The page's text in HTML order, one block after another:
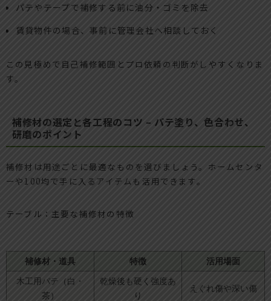
パテやテープで補修する前に油分・ゴミを除去
賃貸物件の場合、事前に管理会社へ相談しておく
この見極めで自己補修範囲とプロ依頼の判断がしやすくなりま
す。
補修材の選定と各工程のコツ – パテ塗り、色合わせ、
研磨のポイント
補修材は用途ごとに最適なものを選びましょう。ホームセンタ
ーや100均で手に入るアイテムも活用できます。
テーブル：主要な補修材の特徴
補修材・道具 特徴 活用場面
木工用パテ（白・
茶）
乾燥後も硬く強度あ
り
えぐれ傷や深い傷